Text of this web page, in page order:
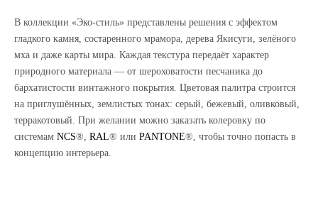
В коллекции «Эко-стиль» представлены решения с эффектом
гладкого камня, состаренного мрамора, дерева Якисуги, зелёного
мха и даже карты мира. Каждая текстура передаёт характер
природного материала — от шероховатости песчаника до
бархатистости винтажного покрытия. Цветовая палитра строится
на приглушённых, землистых тонах: серый, бежевый, оливковый,
терракотовый. При желании можно заказать колеровку по
системам NCS®, RAL® или PANTONE®, чтобы точно попасть в
концепцию интерьера.